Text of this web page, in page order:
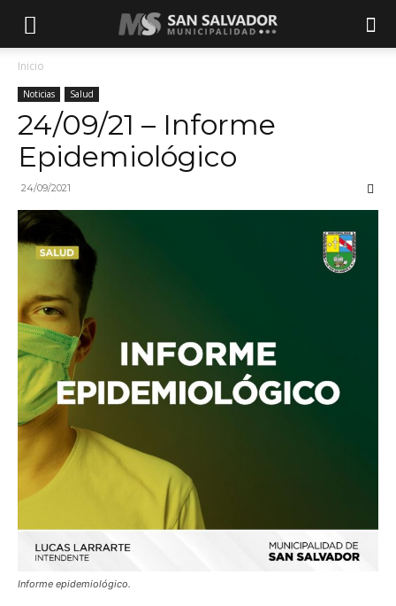
Inicio
Noticias Salud
24/09/21 – Informe
Epidemiológico
24/09/2021
Informe epidemiológico.